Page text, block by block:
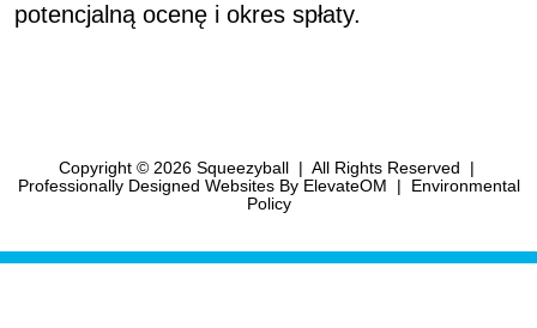
potencjalną ocenę i okres spłaty.
Copyright © 2026 Squeezyball | All Rights Reserved
|
Professionally Designed WebsitesBy ElevateOM |
Environmental
Policy